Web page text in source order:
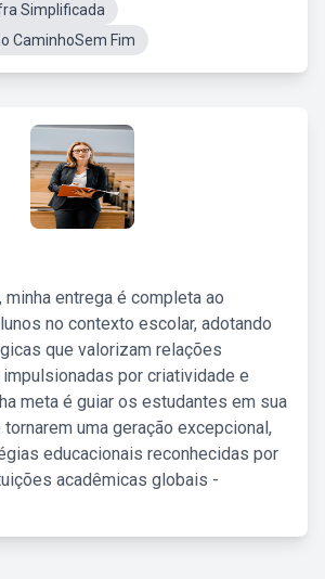
Simplificada
CaminhoSem Fim
minha entrega é completa ao
no contexto escolar, adotando
que valorizam relações
por criatividade e
meta é guiar os estudantes em sua
uma geração excepcional,
educacionais reconhecidas por
acadêmicas globais -